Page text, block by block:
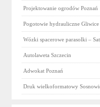
Projektowanie ogrodów Poznań
Pogotowie hydrauliczne Gliwice
Wózki spacerowe parasolki –
Autolaweta Szczecin
Adwokat Poznań
Druk wielkoformatowy